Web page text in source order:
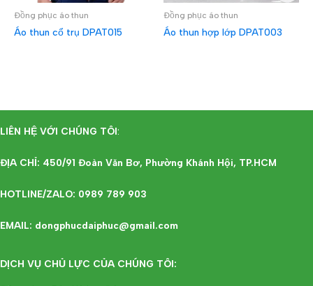
Đồng phục áo thun
Áo thun cổ trụ DPAT015
Đồng phục áo thun
Áo thun hợp lớp DPAT003
LIÊN HỆ VỚI CHÚNG TÔI:
ĐỊA CHỈ: 450/91 Đoàn Văn Bơ, Phường Khánh Hội, TP.HCM
HOTLINE/ZALO: 0989 789 903
EMAIL: dongphucdaiphuc@gmail.com
DỊCH VỤ CHỦ LỰC CỦA CHÚNG TÔI: